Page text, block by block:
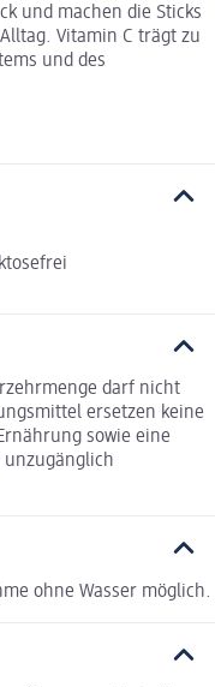
und machen die Sticks
Vitamin C trägt zu
und des
darf nicht
ersetzen keine
sowie eine
unzugänglich
ohne Wasser möglich.